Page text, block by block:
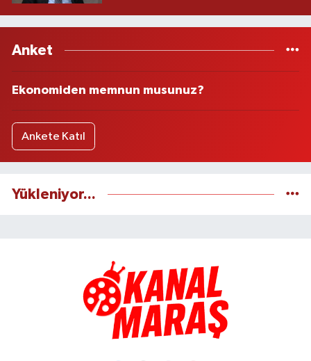
Anket
Ekonomiden memnun musunuz?
Ankete Katıl
Yükleniyor...